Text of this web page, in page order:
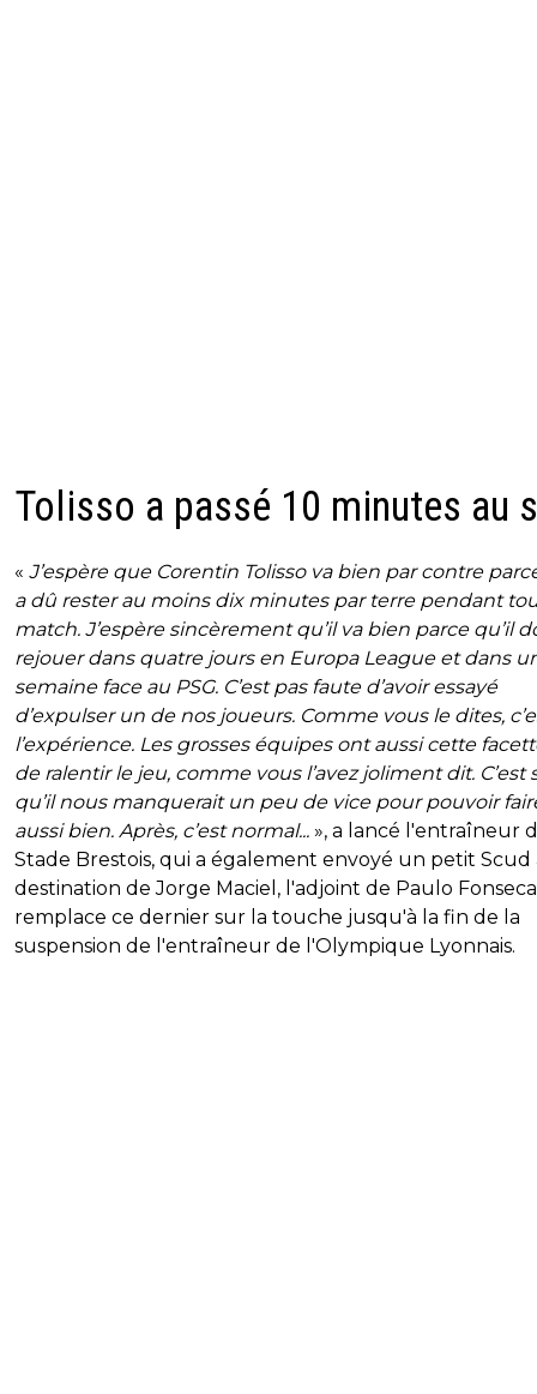
Tolisso a passé 10 minutes au
« J’espère que Corentin Tolisso va bien par contre
a dû rester au moins dix minutes par terre pendant
match. J’espère sincèrement qu’il va bien parce qu’il
rejouer dans quatre jours en Europa League et dans
semaine face au PSG. C’est pas faute d’avoir essayé
d’expulser un de nos joueurs. Comme vous le dites,
l’expérience. Les grosses équipes ont aussi cette
de ralentir le jeu, comme vous l’avez joliment dit. C’est
qu’il nous manquerait un peu de vice pour pouvoir
aussi bien. Après, c’est normal... », a lancé l'entraîneur
Stade Brestois, qui a également envoyé un petit Scud
destination de Jorge Maciel, l'adjoint de Paulo
remplace ce dernier sur la touche jusqu'à la fin de la
suspension de l'entraîneur de l'Olympique Lyonnais.